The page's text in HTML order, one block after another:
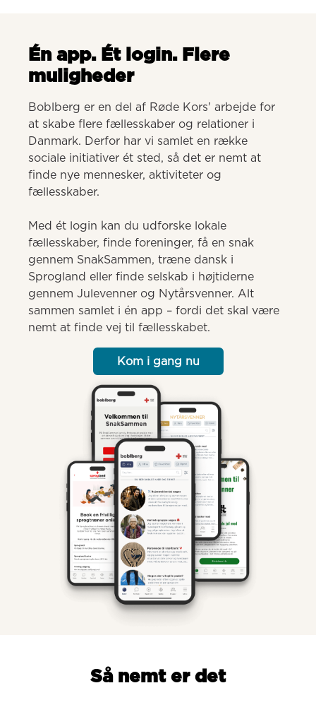
Én app. Ét login. Flere
muligheder
Boblberg er en del af Røde Kors' arbejde for
at skabe flere fællesskaber og relationer i
Danmark. Derfor har vi samlet en række
sociale initiativer ét sted, så det er nemt at
finde nye mennesker, aktiviteter og
fællesskaber.
Med ét login kan du udforske lokale
fællesskaber, finde foreninger, få en snak
gennem SnakSammen, træne dansk i
Sprogland eller finde selskab i højtiderne
gennem Julevenner og Nytårsvenner. Alt
sammen samlet i én app – fordi det skal være
nemt at finde vej til fællesskabet.
Kom i gang nu
Så nemt er det